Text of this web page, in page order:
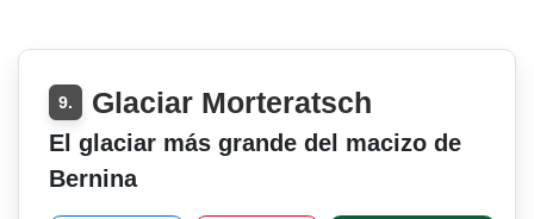
9. Glaciar Morteratsch
El glaciar más grande del macizo de
Bernina